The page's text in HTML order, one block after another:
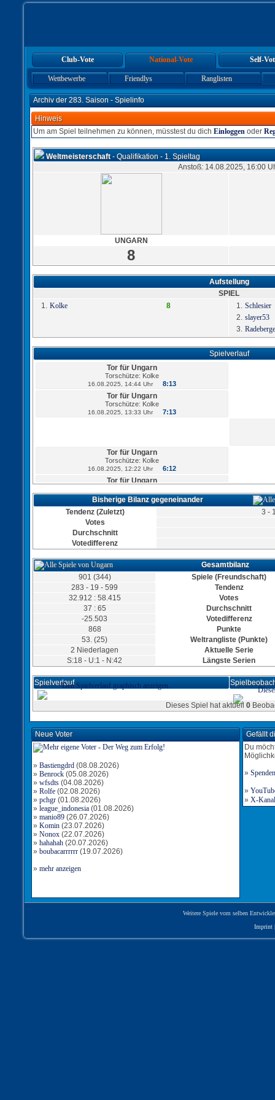
Club-Vote National-Vote Self-
Wettbewerbe Friendlys Ranglisten
Archiv der 283. Saison - Spielinfo
Hinweis
Um am Spiel teilnehmen zu können, müsstest du dich Einloggen oder
Weltmeisterschaft- Qualifikation - 1. Spieltag
Anstoß: 14.08.2025, 16:00
UNGARN
8
Aufstellung
SPIEL
1. Kolke 8 1. Schlesier
2. slayer53
3.
Spielverlauf
Tor für Ungarn
Torschütze: Kolke
16.08.2025, 14:44 Uhr 8:13
Tor für Ungarn
Torschütze: Kolke
16.08.2025, 13:33 Uhr 7:13
Tor für Ungarn
Torschütze: Kolke
16.08.2025, 12:22 Uhr 6:12
Tor für Ungarn
16.08.2025, 08:27 Uhr 5:12
Tor für Ungarn
15.08.2025, 15:33 Uhr
Tor für Ungarn
Torschütze: Kolke
15.08.2025, 14:16 Uhr 3:8
Tor für Ungarn
Torschütze: Kolke
Torschütze: Kolke
Bisherige Bilanz gegeneinander
Tendenz (Zuletzt)
3 -
Votes
Durchschnitt
Votedifferenz
Gesamtbilanz
901 (344)
Spiele (Freundschaft)
283 - 19 - 599
Tendenz
32.912 : 58.415
Votes
37 : 65
Durchschnitt
-25.503
Votedifferenz
868
Punkte
53. (25)
Weltrangliste (Punkte)
2 Niederlagen
Aktuelle Serie
S:18 - U:1 - N:42
Längste Serien
SpielverlaufDen Spielverlauf graphisch anzeigen.
Dieses Spiel hat aktuell 0
Neue Voter
» Bastiengdrd (08.08.2026)
» Benrock (05.08.2026)
» wfsdts (04.08.2026)
» Rolfe (02.08.2026)
» pchgr (01.08.2026)
» league_indonesia (01.08.2026)
» manio89 (26.07.2026)
» Komin (23.07.2026)
» Nonox (22.07.2026)
» hahahah (20.07.2026)
» boubacarrrrrr (19.07.2026)
» mehr anzeigen
Gefällt
Du
» Spenden
»
» X-
Weitere Spiele vom selben
Imprint